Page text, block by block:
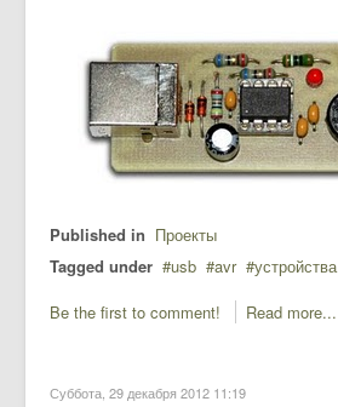
Published in Проекты
Tagged under
usb avr устройства
Be the first to comment!
Read more...
Суббота, 29 декабря 2012 11:19